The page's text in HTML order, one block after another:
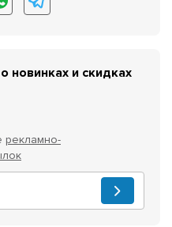
новинках и скидках
рекламно-